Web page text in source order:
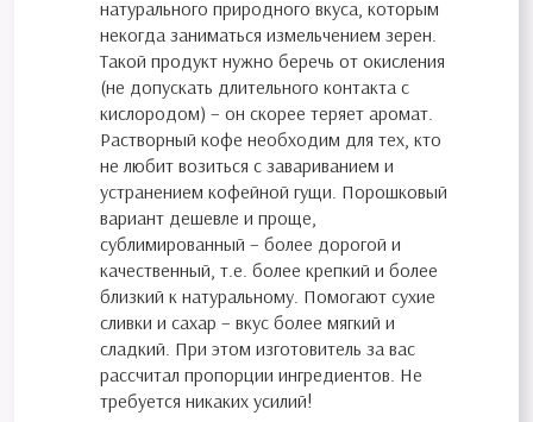
натурального природного вкуса, которым
некогда заниматься измельчением зерен.
Такой продукт нужно беречь от окисления
(не допускать длительного контакта с
кислородом) – он скорее теряет аромат.
Растворный кофе необходим для тех, кто
не любит возиться с завариванием и
устранением кофейной гущи. Порошковый
вариант дешевле и проще,
сублимированный – более дорогой и
качественный, т.е. более крепкий и более
близкий к натуральному. Помогают сухие
сливки и сахар – вкус более мягкий и
сладкий. При этом изготовитель за вас
рассчитал пропорции ингредиентов. Не
требуется никаких усилий!